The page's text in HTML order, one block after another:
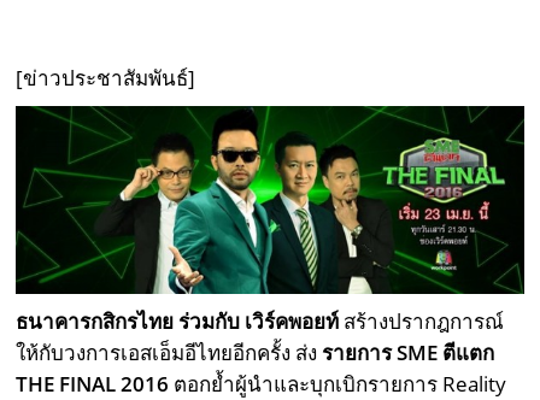
[ข่าวประชาสัมพันธ์]
ธนาคารกสิกรไทย ร่วมกับ เวิร์คพอยท์ สร้างปรากฎการณ์
ให้กับวงการเอสเอ็มอีไทยอีกครั้ง ส่ง รายการ SME ตีแตก
THE FINAL 2016 ตอกย้ำผู้นำและบุกเบิกรายการ Reality